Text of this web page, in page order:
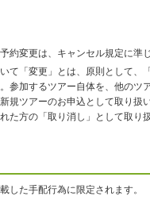
変更は、キャンセル規定に準
て「変更」とは、原則として
参加するツアー自体を、他のツ
規ツアーのお申込として取り
た方の「取り消し」として取り
した手配行為に限定されます。